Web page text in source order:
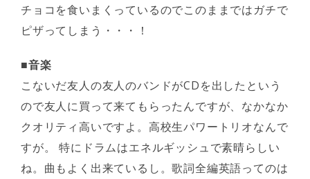
チョコを食いまくっているのでこのままではガチで
ピザってしまう・・・！
■音楽
こないだ友人の友人のバンドがCDを出したという
ので友人に買って来てもらったんですが、なかなか
クオリティ高いですよ。高校生パワートリオなんで
すが。 特にドラムはエネルギッシュで素晴らしい
ね。曲もよく出来ているし。歌詞全編英語ってのは